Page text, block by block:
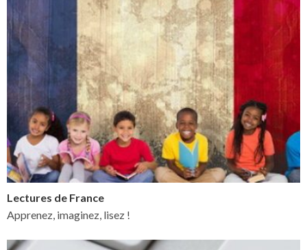
Lectures de France
Apprenez, imaginez, lisez !